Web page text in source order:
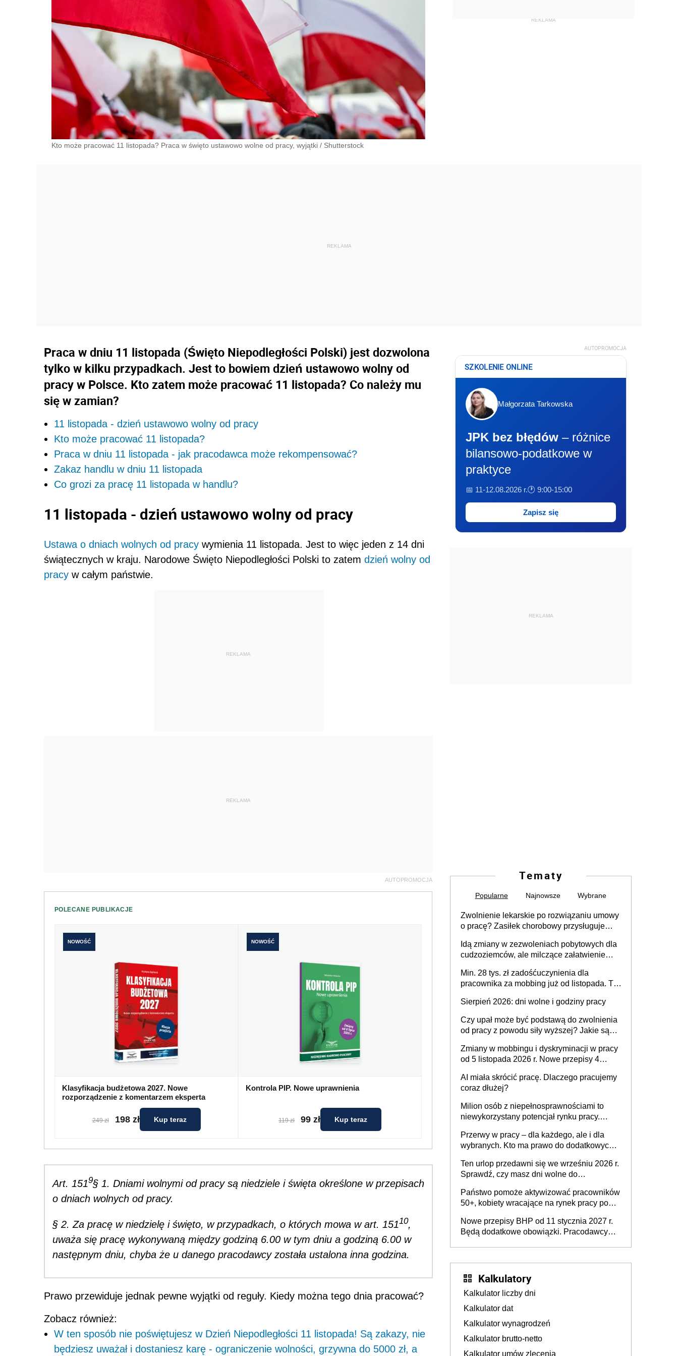
Kto może pracować 11 listopada? Praca w święto ustawowo wolne od pracy, wyjątki / Shutterstock
Praca w dniu 11 listopada (Święto Niepodległości Polski) jest dozwolona
tylko w kilku przypadkach. Jest to bowiem dzień ustawowo wolny od
pracy w Polsce. Kto zatem może pracować 11 listopada? Co należy mu
się w zamian?
11 listopada - dzień ustawowo wolny od pracy
Kto może pracować 11 listopada?
Praca w dniu 11 listopada - jak pracodawca może rekompensować?
Zakaz handlu w dniu 11 listopada
Co grozi za pracę 11 listopada w handlu?
11 listopada - dzień ustawowo wolny od pracy
Ustawa o dniach wolnych od pracy wymienia 11 listopada. Jest to więc jeden z 14 dni
świątecznych w kraju. Narodowe Święto Niepodległości Polski to zatem dzień wolny od
pracy w całym państwie.
REKLAMA
REKLAMA
AUTOPROMOCJA
POLECANE PUBLIKACJE
NOWOŚĆ
Klasyfikacja budżetowa 2027. Nowe
rozporządzenie z komentarzem eksperta
249 zł 198 zł Kup teraz
NOWOŚĆ
Kontrola PIP. Nowe uprawnienia
119 zł 99 zł Kup teraz
Art. 1519§ 1. Dniami wolnymi od pracy są niedziele i święta określone w przepisach
o dniach wolnych od pracy.
§ 2. Za pracę w niedzielę i święto, w przypadkach, o których mowa w art. 15110,
uważa się pracę wykonywaną między godziną 6.00 w tym dniu a godziną 6.00 w
następnym dniu, chyba że u danego pracodawcy została ustalona inna godzina.
Prawo przewiduje jednak pewne wyjątki od reguły. Kiedy można tego dnia pracować?
Zobacz również:
W ten sposób nie poświętujesz w Dzień Niepodległości 11 listopada! Są zakazy, nie
będziesz uważał i dostaniesz karę - ograniczenie wolności, grzywna do 5000 zł, a
AUTOPROMOCJA
SZKOLENIE ONLINE
Małgorzata Tarkowska
JPK bez błędów – różnice
bilansowo-podatkowe w
praktyce
📅 11-12.08.2026 r.🕐 9:00-15:00
Zapisz się
REKLAMA
Tematy
Popularne Najnowsze Wybrane
Zwolnienie lekarskie po rozwiązaniu umowy
o pracę? Zasiłek chorobowy przysługuje
dni od ustania stosunku pracy
Idą zmiany w zezwoleniach pobytowych dla
cudzoziemców, ale milczące załatwienie
Min. 28 tys. zł zadośćuczynienia dla
pracownika za mobbing już od listopada. To
zespołu
Sierpień 2026: dni wolne i godziny pracy
Czy upał może być podstawą do zwolnienia
od pracy z powodu siły wyższej? Jakie są
Zmiany w mobbingu i dyskryminacji w pracy
od 5 listopada 2026 r. Nowe przepisy 4
Ustaw
AI miała skrócić pracę. Dlaczego pracujemy
coraz dłużej?
Milion osób z niepełnosprawnościami to
niewykorzystany potencjał rynku pracy.
dofinansowań czy refundacji, ale bariery po
stronie systemu i świadomości
pracodawców [WYWIAD]
Przerwy w pracy – dla każdego, ale i dla
wybranych. Kto ma prawo do dodatkowych
Ten urlop przedawni się we wrześniu 2026 r.
Sprawdź, czy masz dni wolne do
Państwo pomoże aktywizować pracowników
50+, kobiety wracające na rynek pracy po
osoby neuroatypowe. Powstanie Fundusz
na rzecz Inkluzywności w Zatrudnianiu?
Nowe przepisy BHP od 11 stycznia 2027 r.
Będą dodatkowe obowiązki. Pracodawcy
Kalkulatory
Kalkulator liczby dni
Kalkulator dat
Kalkulator wynagrodzeń
Kalkulator brutto-netto
Kalkulator umów zlecenia